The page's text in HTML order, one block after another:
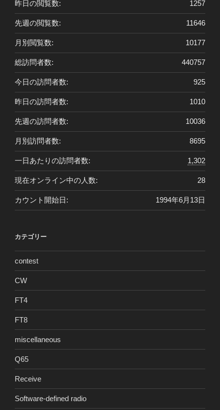
1257
昨日の閲覧数:
11646
先週の閲覧数:
10177
月別閲覧数:
440757
総訪問者数:
925
今日の訪問者数:
1010
昨日の訪問者数:
10036
先週の訪問者数:
8695
月別訪問者数:
1,302
一日あたりの訪問者数:
28
現在オンライン中の人数:
1994年6月13日
カウント開始日:
カテゴリー
contest
CW
FT4
FT8
miscellaneous
Q65
Receive
Software-defined radio